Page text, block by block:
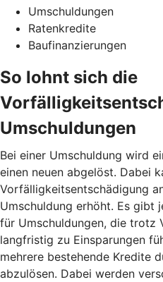
Umschuldungen
Ratenkredite
Baufinanzierungen
So lohnt sich die
Umschuldungen
Bei einer Umschuldung wird
einen neuen abgelöst. Dabei
Vorfälligkeitsentschädigung
Umschuldung erhöht. Es gibt
für Umschuldungen, die trotz
langfristig zu Einsparungen
mehrere bestehende Kredite
abzulösen. Dabei werden